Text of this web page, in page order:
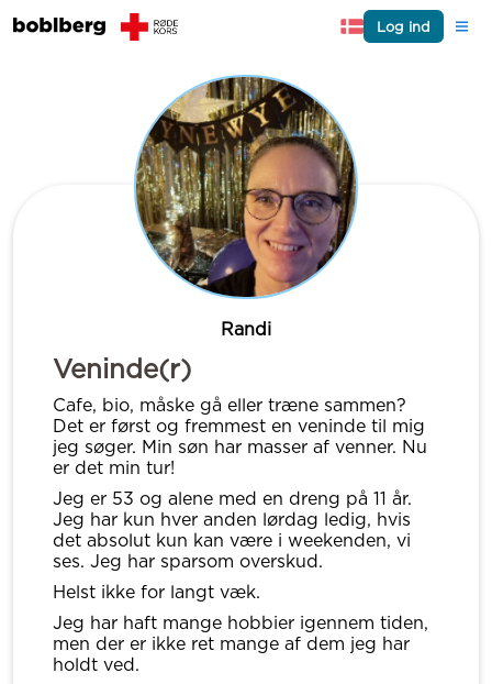
Log ind
Randi
Veninde(r)
Cafe, bio, måske gå eller træne sammen?
Det er først og fremmest en veninde til mig
jeg søger. Min søn har masser af venner. Nu
er det min tur!
Jeg er 53 og alene med en dreng på 11 år.
Jeg har kun hver anden lørdag ledig, hvis
det absolut kun kan være i weekenden, vi
ses. Jeg har sparsom overskud.
Helst ikke for langt væk.
Jeg har haft mange hobbier igennem tiden,
men der er ikke ret mange af dem jeg har
holdt ved.